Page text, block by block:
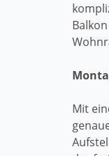
Mit